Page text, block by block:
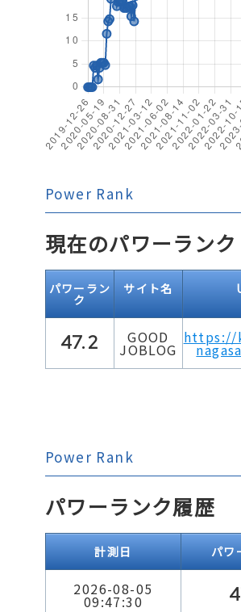
Power Rank
現在のパワーランク
パワーラン
ク
サイト名
47.2 GOOD
JOBLOG
https://
Power Rank
パワーランク履歴
計測日 パワ
2026-08-05
09:47:30